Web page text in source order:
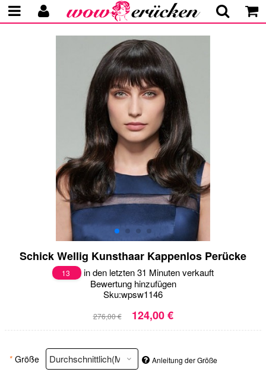
Schick Wellig Kunsthaar Kappenlos Perücke
13
in den letzten 31 Minuten verkauft
Bewertung hinzufügen
Sku:wpsw1146
276,00 € 124,00 €
* Größe Anleitung der Größe